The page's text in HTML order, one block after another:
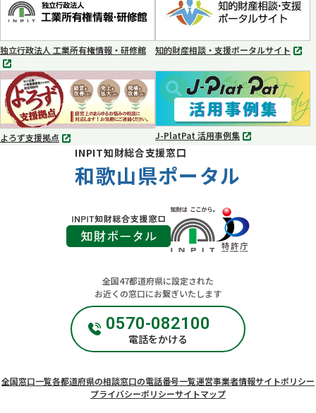
ブ
で
く
ブ
で
開
く
独立行政法人 工業所有権情報・研修館
別
タ
ブ
で
知的財産相談・支援ポータルサイト
別
タ
開
く
よろず支援拠点
別
J-PlatPat 活用事例集
別
INPIT知財総合支援窓口
和歌山県ポータル
全国47都道府県に設定された
お近くの窓口にお繋ぎいたします
0570-082100
電話をかける
全国窓口一覧各都道府県の相談窓口の電話番号一覧運営事業者情報サイトポリシー
プライバシーポリシーサイトマップ